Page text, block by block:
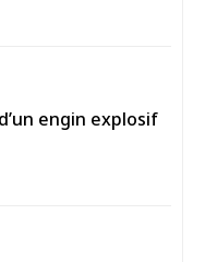
engin explosif